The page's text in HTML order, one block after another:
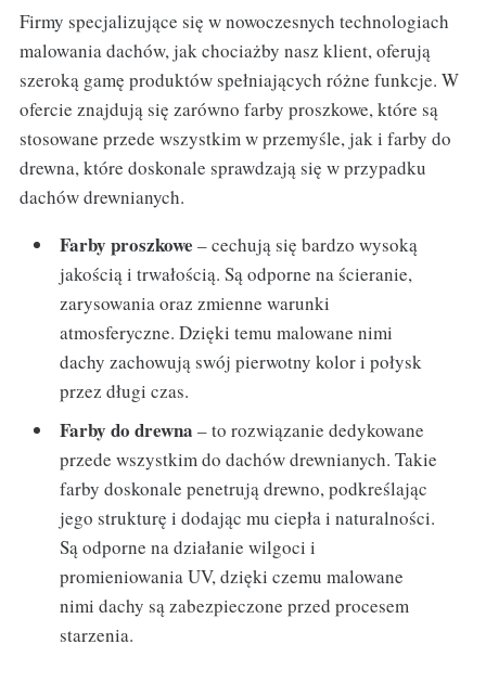
Firmy specjalizujące się w nowoczesnych technologiach
malowania dachów, jak chociażby nasz klient, oferują
szeroką gamę produktów spełniających różne funkcje. W
ofercie znajdują się zarówno farby proszkowe, które są
stosowane przede wszystkim w przemyśle, jak i farby do
drewna, które doskonale sprawdzają się w przypadku
dachów drewnianych.
Farby proszkowe – cechują się bardzo wysoką
jakością i trwałością. Są odporne na ścieranie,
zarysowania oraz zmienne warunki
atmosferyczne. Dzięki temu malowane nimi
dachy zachowują swój pierwotny kolor i połysk
przez długi czas.
Farby do drewna – to rozwiązanie dedykowane
przede wszystkim do dachów drewnianych. Takie
farby doskonale penetrują drewno, podkreślając
jego strukturę i dodając mu ciepła i naturalności.
Są odporne na działanie wilgoci i
promieniowania UV, dzięki czemu malowane
nimi dachy są zabezpieczone przed procesem
starzenia.